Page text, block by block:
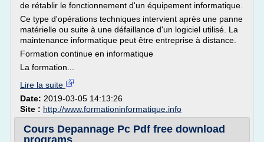
de rétablir le fonctionnement d'un équipement informatique.
Ce type d'opérations techniques intervient après une panne
matérielle ou suite à une défaillance d'un logiciel utilisé. La
maintenance informatique peut être entreprise à distance.
Formation continue en informatique
La formation...
Lire la suite
Date: 2019-03-05 14:13:26
Site : http://www.formationinformatique.info
Cours Depannage Pc Pdf free download
programs